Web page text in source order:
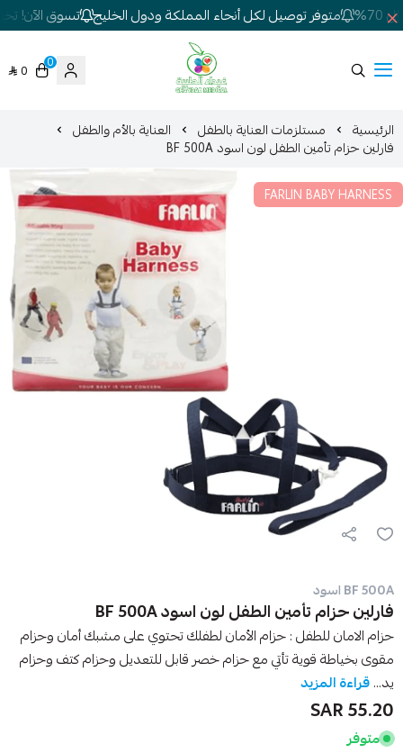
متوفر توصيل لكل أنحاء المملكة ودول الخليج تسوق الآن!
شركة غيداء المتطورة الطبية
0
0
الرئيسية مستلزمات العناية بالطفل العناية بالأم والطفل
فارلين حزام تأمين الطفل لون اسود BF 500A
FARLIN BABY HARNESS
BF 500A اسود
فارلين حزام تأمين الطفل لون اسود BF 500A
حزام الامان للطفل : حزام الأمان لطفلك تحتوي على مشبك أمان وحزام
مقوى بخياطة قوية تأتي مع حزام خصر قابل للتعديل وحزام كتف وحزام
يد...قراءة المزيد
55.20 SAR
متوفر